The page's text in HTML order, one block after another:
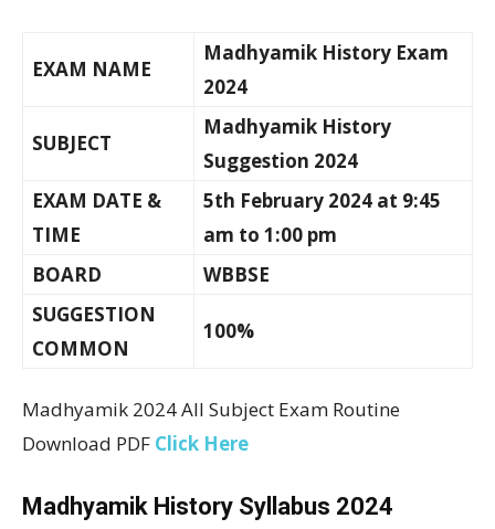
EXAM NAME
Madhyamik History Exam
2024
SUBJECT
Madhyamik History
Suggestion 2024
EXAM DATE &
TIME
5th February 2024 at 9:45
am to 1:00 pm
BOARD
WBBSE
SUGGESTION
COMMON
100%
Madhyamik 2024 All Subject Exam Routine
Download PDF Click Here
Madhyamik History Syllabus 2024